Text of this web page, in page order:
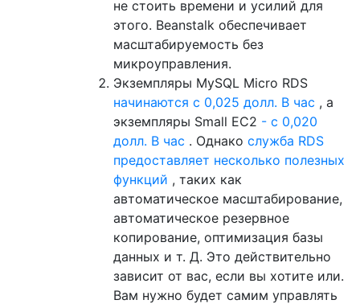
не стоить времени и усилий для
этого. Beanstalk обеспечивает
масштабируемость без
микроуправления.
Экземпляры MySQL Micro RDS
начинаются с 0,025 долл. В час , а
экземпляры Small EC2 - с 0,020
долл. В час . Однако служба RDS
предоставляет несколько полезных
функций , таких как
автоматическое масштабирование,
автоматическое резервное
копирование, оптимизация базы
данных и т. Д. Это действительно
зависит от вас, если вы хотите или.
Вам нужно будет самим управлять